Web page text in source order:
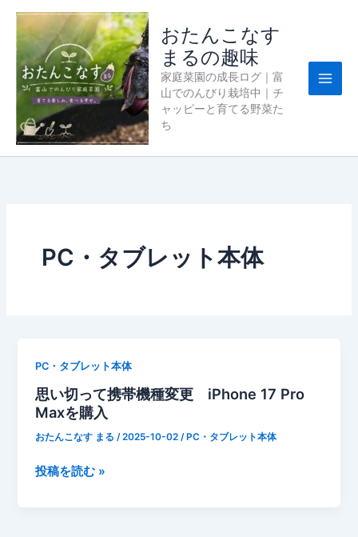
おたんこなす
まるの趣味
家庭菜園の成長ログ｜富
山でのんびり栽培中｜チ
ャッピーと育てる野菜た
ち
PC・タブレット本体
PC・タブレット本体
思い切って携帯機種変更 iPhone 17 Pro
Maxを購入
おたんこなす まる /2025-10-02 /PC・タブレット本体
思
投稿を読む »